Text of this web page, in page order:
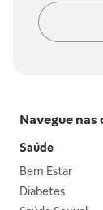
Navegue nas
Saúde
Bem Estar
Diabetes